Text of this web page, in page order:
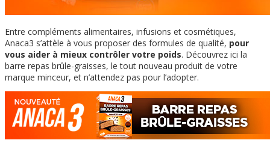
Entre compléments alimentaires, infusions et cosmétiques,
Anaca3 s’attèle à vous proposer des formules de qualité, pour
vous aider à mieux contrôler votre poids. Découvrez ici la
barre repas brûle-graisses, le tout nouveau produit de votre
marque minceur, et n’attendez pas pour l’adopter.